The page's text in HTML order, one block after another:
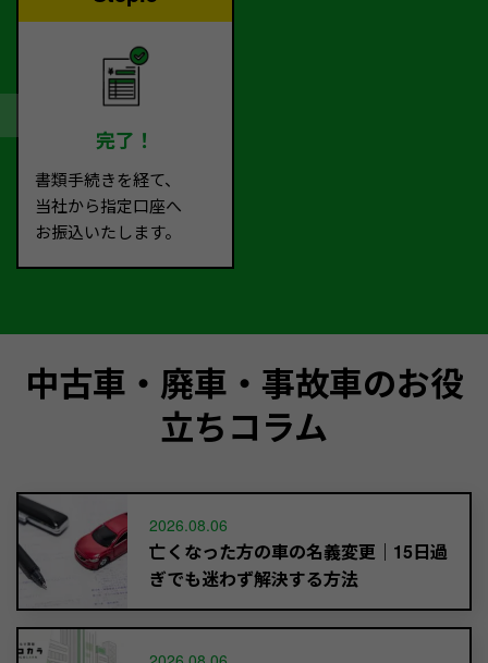
完了！
書類手続きを経て、
当社から指定口座へ
お振込いたします。
中古車・廃車・事故車のお役
立ちコラム
2026.08.06
亡くなった方の車の名義変更｜15日過
ぎでも迷わず解決する方法